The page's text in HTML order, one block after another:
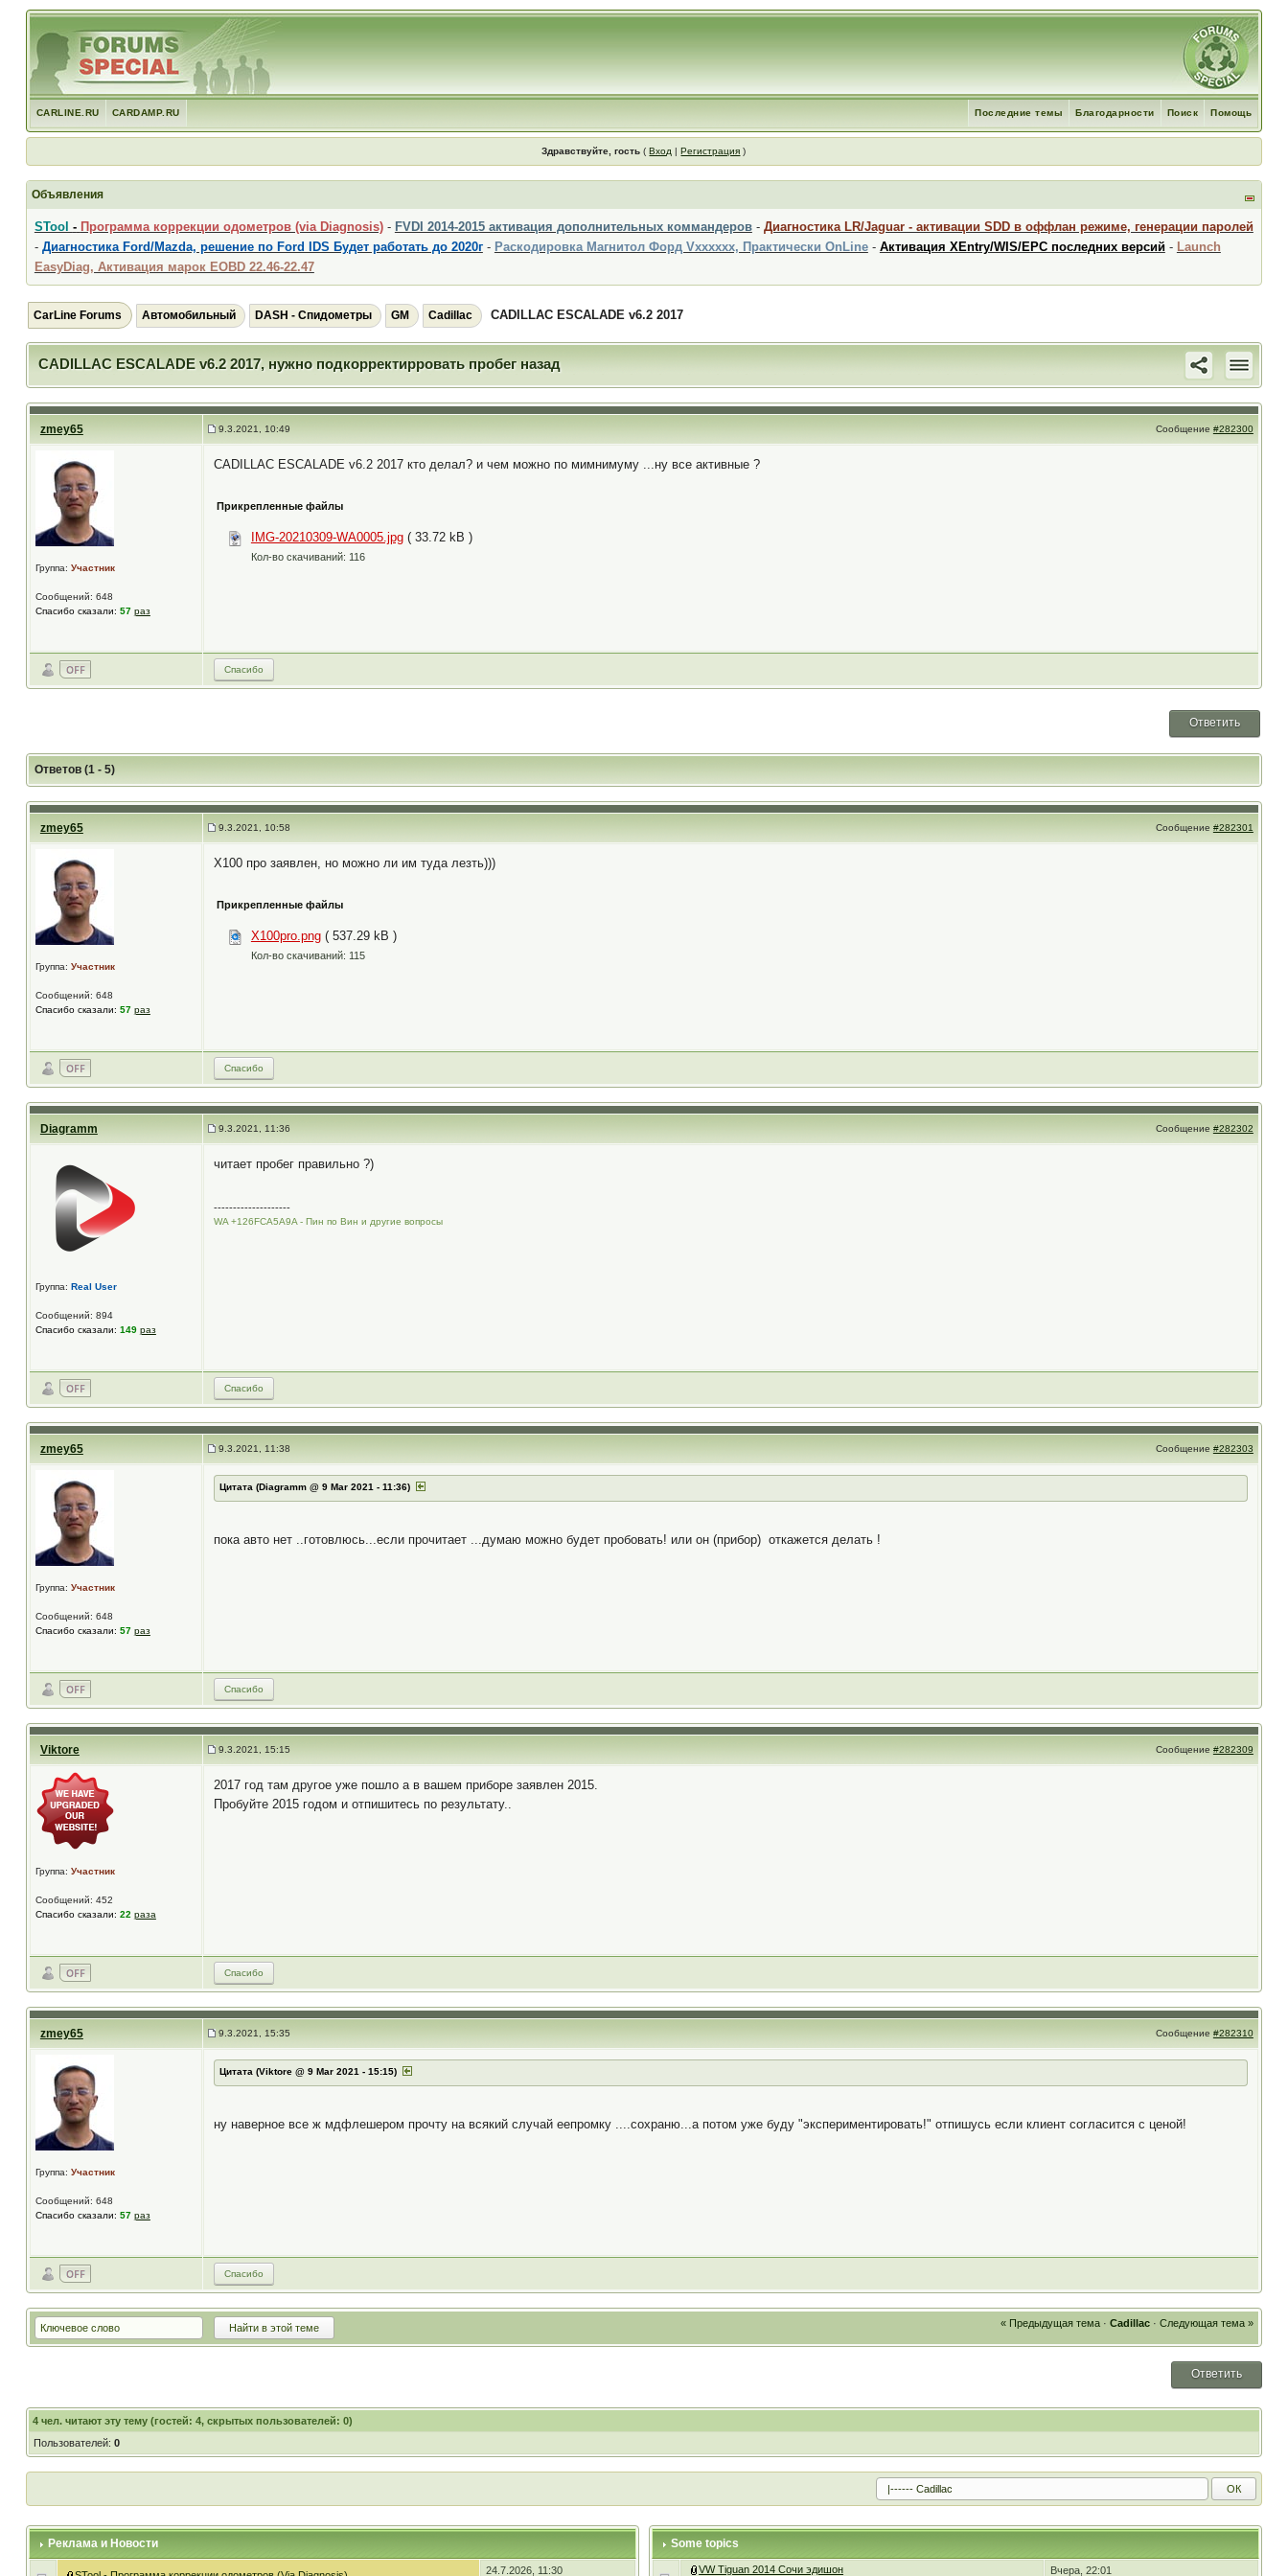
CARLINE.RU CARDAMP.RU Помощь
Поиск
Благодарности
Последние темы
Здравствуйте, гость (Вход |Регистрация )
Объявления
STool - Программа коррекции одометров (via Diagnosis)- FVDI 2014-2015 активация дополнительных коммандеров- Диагностика LR/Jaguar - активации SDD в оффлан режиме, генерации паролей
- Диагностика Ford/Mazda, решение по Ford IDS Будет работать до 2020г- Раскодировка Магнитол Форд Vxxxxxx, Практически OnLine- Активация XEntry/WIS/EPC последних версий- Launch
EasyDiag, Активация марок EOBD 22.46-22.47
CarLine Forums Автомобильный DASH - Спидометры GM Cadillac CADILLAC ESCALADE v6.2 2017
CADILLAC ESCALADE v6.2 2017, нужно подкорректирровать пробег назад
zmey65 9.3.2021, 10:49 Сообщение #282300
Группа: Участник
Сообщений: 648
Спасибо сказали: 57 раз
CADILLAC ESCALADE v6.2 2017 кто делал? и чем можно по мимнимуму ...ну все активные ?
Прикрепленные файлы
IMG-20210309-WA0005.jpg( 33.72 kB )
Кол-во скачиваний: 116
Спасибо
Ответить
Ответов (1 - 5)
zmey65 9.3.2021, 10:58 Сообщение #282301
Группа: Участник
Сообщений: 648
Спасибо сказали: 57 раз
Х100 про заявлен, но можно ли им туда лезть)))
Прикрепленные файлы
X100pro.png( 537.29 kB )
Кол-во скачиваний: 115
Спасибо
Diagramm 9.3.2021, 11:36 Сообщение #282302
Группа: Real User
Сообщений: 894
Спасибо сказали: 149 раз
читает пробег правильно ?)
--------------------
WA +126FCA5A9A - Пин по Вин и другие вопросы
Спасибо
zmey65 9.3.2021, 11:38 Сообщение #282303
Группа: Участник
Сообщений: 648
Спасибо сказали: 57 раз
Цитата (Diagramm @ 9 Mar 2021 - 11:36)
пока авто нет ..готовлюсь...если прочитает ...думаю можно будет пробовать! или он (прибор) откажется делать !
Спасибо
Viktore 9.3.2021, 15:15 Сообщение #282309
Группа: Участник
Сообщений: 452
Спасибо сказали: 22 раза
2017 год там другое уже пошло а в вашем приборе заявлен 2015.
Пробуйте 2015 годом и отпишитесь по результату..
Спасибо
zmey65 9.3.2021, 15:35 Сообщение #282310
Группа: Участник
Сообщений: 648
Спасибо сказали: 57 раз
Цитата (Viktore @ 9 Mar 2021 - 15:15)
ну наверное все ж мдфлешером прочту на всякий случай еепромку ....сохраню...а потом уже буду "экспериментировать!" отпишусь если клиент согласится с ценой!
Спасибо
« Предыдущая тема ·Cadillac ·Следующая тема »
Ответить
4чел. читают эту тему (гостей: 4, скрытых пользователей: 0)
Пользователей: 0
Реклама и Новости
24.7.2026, 11:30
Some topics
VW Tiguan 2014 Сочи эдишон Вчера, 22:01